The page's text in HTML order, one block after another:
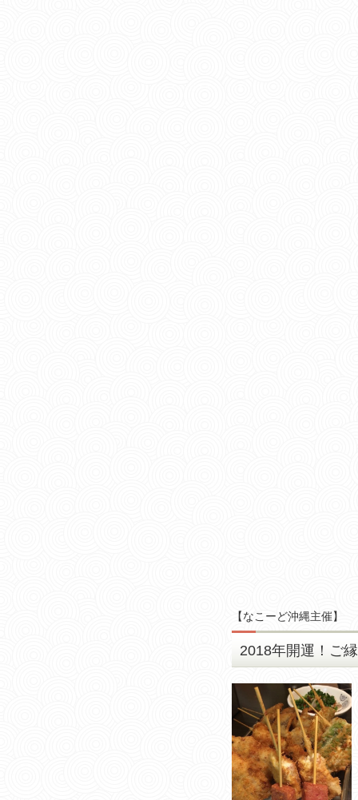
【なこーど沖縄主催】
2018年開運！ご